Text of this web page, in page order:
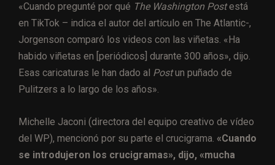
«Cuando pregunté por qué The Washington Postestá
en TikTok – indica el autor del artículo en The Atlantic-,
Jorgenson comparó los videos con las viñetas. «Ha
habido viñetas en [periódicos] durante 300 años», dijo.
Esas caricaturas le han dado al Postun puñado de
Pulitzers a lo largo de los años».
Michelle Jaconi (directora del equipo creativo de vídeo
del WP), mencionó por su parte el crucigrama. «Cuando
se introdujeron los crucigramas», dijo, «mucha